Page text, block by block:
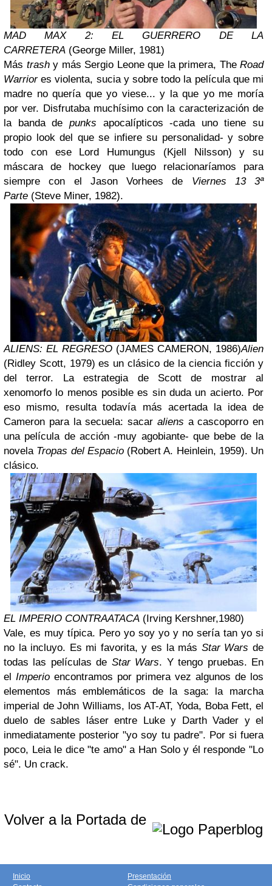
MAD MAX 2: EL GUERRERO DE LA
CARRETERA (George Miller, 1981)
Más trash y más Sergio Leone que la primera, The Road
Warriores violenta, sucia y sobre todo la película que mi
madre no quería que yo viese... y la que yo me moría
por ver. Disfrutaba muchísimo con la caracterización de
la banda de punks apocalípticos -cada uno tiene su
propio look del que se infiere su personalidad- y sobre
todo con ese Lord Humungus (Kjell Nilsson) y su
máscara de hockey que luego relacionaríamos para
siempre con el Jason Vorhees de Viernes 13 3ª
Parte (Steve Miner, 1982).
ALIENS: EL REGRESO (JAMES CAMERON, 1986)Alien
(Ridley Scott, 1979) es un clásico de la ciencia ficción y
del terror. La estrategia de Scott de mostrar al
xenomorfo lo menos posible es sin duda un acierto. Por
eso mismo, resulta todavía más acertada la idea de
Cameron para la secuela: sacar aliens a cascoporro en
una película de acción -muy agobiante- que bebe de la
novela Tropas del Espacio(Robert A. Heinlein, 1959). Un
clásico.
EL IMPERIO CONTRAATACA (Irving Kershner,1980)
Vale, es muy típica. Pero yo soy yo y no sería tan yo si
no la incluyo. Es mi favorita, y es la más Star Wars de
todas las películas de Star Wars. Y tengo pruebas. En
el Imperio encontramos por primera vez algunos de los
elementos más emblemáticos de la saga: la marcha
imperial de John Williams, los AT-AT, Yoda, Boba Fett, el
duelo de sables láser entre Luke y Darth Vader y el
inmediatamente posterior "yo soy tu padre". Por si fuera
poco, Leia le dice "te amo" a Han Solo y él responde "Lo
sé". Un crack.
Volver a la Portada de
Inicio
Presentación